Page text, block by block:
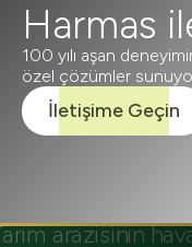
Harmas
100 yılı aşan
özel çözümler
İletişime Geçin